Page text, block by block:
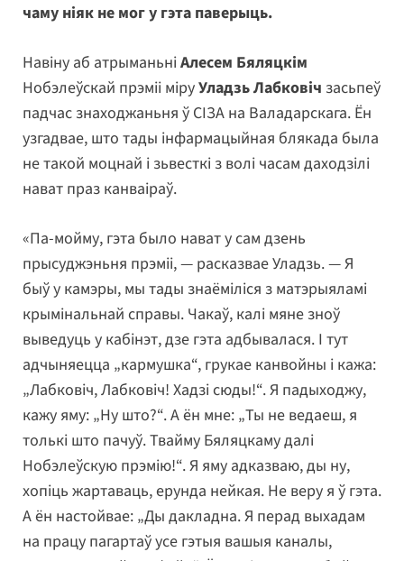
чаму ніяк не мог у гэта паверыць.
Навіну аб атрыманьніАлесем Бяляцкім
Нобэлеўскай прэміі міруУладзь Лабковіч засьпеў
падчас знаходжаньня ў СІЗА на Валадарскага. Ён
узгадвае, што тады інфармацыйная блякада была
не такой моцнай і зьвесткі з волі часам даходзілі
нават праз канваіраў.
«Па-мойму, гэта было нават у сам дзень
прысуджэньня прэміі, — расказвае Уладзь. — Я
быў у камэры, мы тады знаёміліся з матэрыяламі
крымінальнай справы. Чакаў, калі мяне зноў
выведуць у кабінэт, дзе гэта адбывалася. І тут
адчыняецца „кармушка“, грукае канвойны і кажа:
„Лабковіч, Лабковіч! Хадзі сюды!“. Я падыходжу,
кажу яму: „Ну што?“. А ён мне: „Ты не ведаеш, я
толькі што пачуў. Твайму Бяляцкаму далі
Нобэлеўскую прэмію!“. Я яму адказваю, ды ну,
хопіць жартаваць, ерунда нейкая. Не веру я ў гэта.
А ён настойвае: „Ды дакладна. Я перад выхадам
на працу пагартаў усе гэтыя вашыя каналы,